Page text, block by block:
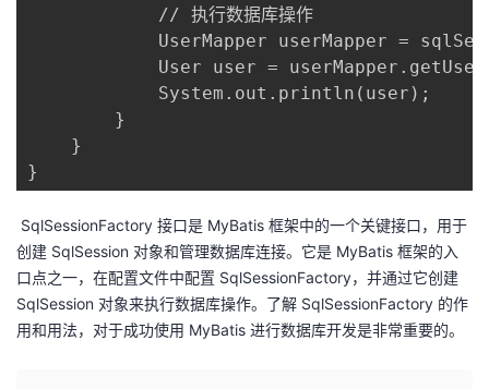
            // 执行数据库操作
UserMapper userMapper =
User user =
            System.out.println(user);
        }
    }
}
SqlSessionFactory 接口是 MyBatis 框架中的一个关键接口，用于
创建 SqlSession 对象和管理数据库连接。它是 MyBatis 框架的入
口点之一，在配置文件中配置 SqlSessionFactory，并通过它创建
SqlSession 对象来执行数据库操作。了解 SqlSessionFactory 的作
用和用法，对于成功使用 MyBatis 进行数据库开发是非常重要的。